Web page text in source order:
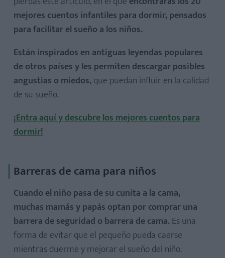
mejores cuentos infantiles para dormir, pensados
para facilitar el sueño a los niños.
Están inspirados en antiguas leyendas populares
de otros países y les permiten descargar posibles
angustias o miedos,que puedan influir en la calidad
de su sueño.
¡Entra aquí y descubre los mejores cuentos para
dormir!
Barreras de cama para niños
Cuando el niño pasa de su cunita a la cama,
muchas mamás y papás optan por comprar una
barrera de seguridad o barrera de cama. Es una
forma de evitar que el pequeño pueda caerse
mientras duerme y mejorar el sueño del niño.